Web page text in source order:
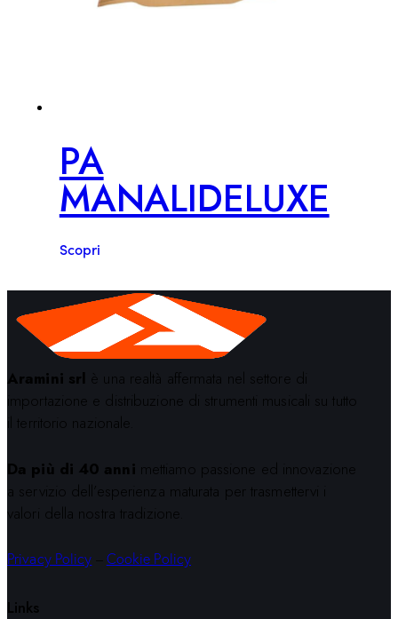
PA
MANALIDELUXE
Scopri
Aramini srl è una realtà affermata nel settore di
importazione e distribuzione di strumenti musicali su tutto
il territorio nazionale.
Da più di 40 anni mettiamo passione ed innovazione
a servizio dell’esperienza maturata per trasmettervi i
valori della nostra tradizione.
Privacy Policy Cookie Policy
Links